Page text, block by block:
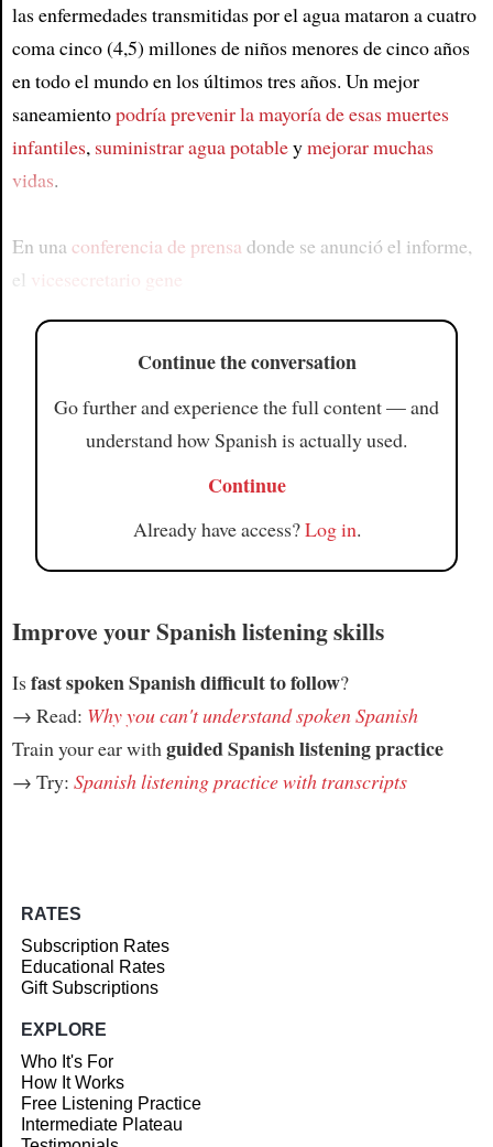
las enfermedades transmitidas por el agua mataron a cuatro
coma cinco (4,5) millones de niños menores de cinco años
en todo el mundo en los últimos tres años. Un mejor
saneamientopodría prevenir la mayoría de esas muertes
infantiles, suministrar agua potableymejorar muchas
vidas.
En unaconferencia de prensa donde se anunció el informe,
el vicesecretario gene
Continue the conversation
Go further and experience the full content — and
understand how Spanish is actually used.
Continue
Already have access?Log in.
Improve your Spanish listening skills
Isfast spoken Spanish difficult to follow?
→ Read: Why you can't understand spoken Spanish
Train your ear with guided Spanish listening practice
→ Try: Spanish listening practice with transcripts
RATES
Subscription Rates
Educational Rates
Gift Subscriptions
EXPLORE
Who It's For
How It Works
Free Listening Practice
Intermediate Plateau